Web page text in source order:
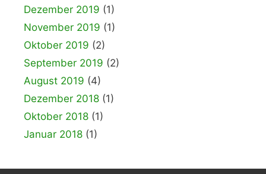
Dezember 2019 (1)
November 2019 (1)
Oktober 2019 (2)
September 2019 (2)
August 2019 (4)
Dezember 2018 (1)
Oktober 2018 (1)
Januar 2018 (1)